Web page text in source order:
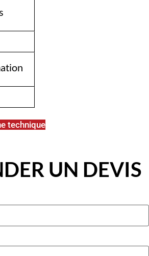
technique
UN DEVIS